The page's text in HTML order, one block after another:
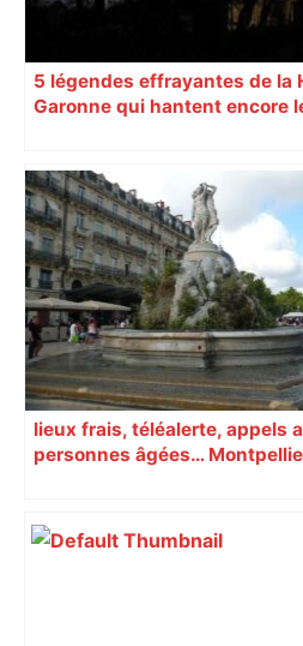
5 légendes effrayantes de la
Garonne qui hantent encore
lieux frais, téléalerte, appels
personnes âgées…